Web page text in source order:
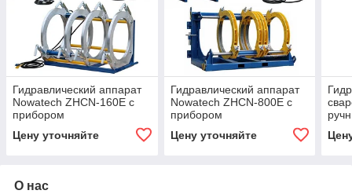
Гидравлический аппарат
Nowatech ZHCN-160E с
прибором
полуавтоматическим
Цену уточняйте
Гидравлический аппарат
Nowatech ZHCN-800E с
прибором
полуавтоматическим
Цену уточняйте
О нас